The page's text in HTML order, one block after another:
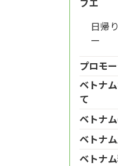
フエ
日帰
ー
プロモ
ベトナ
て
ベトナ
ベトナ
ベトナ